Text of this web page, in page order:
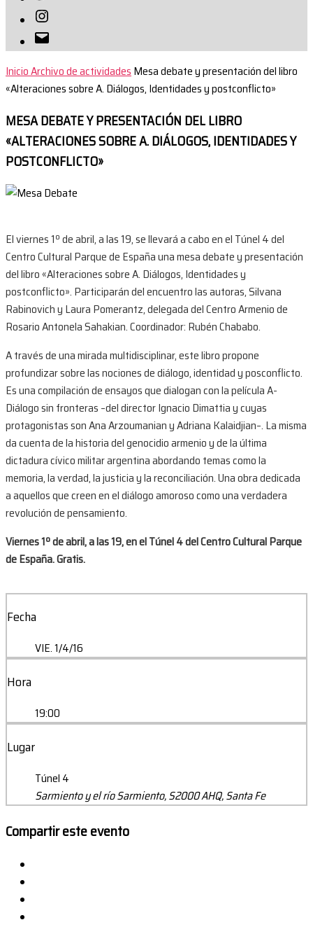
Instagram
Correo
electrónico
InicioArchivo de actividadesMesa debate y presentación del libro
«Alteraciones sobre A. Diálogos, Identidades y postconflicto»
MESA DEBATE Y PRESENTACIÓN DEL LIBRO
«ALTERACIONES SOBRE A. DIÁLOGOS, IDENTIDADES Y
POSTCONFLICTO»
El viernes 1º de abril, a las 19, se llevará a cabo en el Túnel 4 del
Centro Cultural Parque de España una mesa debate y presentación
del libro «Alteraciones sobre A. Diálogos, Identidades y
postconflicto». Participarán del encuentro las autoras, Silvana
Rabinovich y Laura Pomerantz, delegada del Centro Armenio de
Rosario Antonela Sahakian. Coordinador: Rubén Chababo.
A través de una mirada multidisciplinar, este libro propone
profundizar sobre las nociones de diálogo, identidad y posconflicto.
Es una compilación de ensayos que dialogan con la película A-
Diálogo sin fronteras –del director Ignacio Dimattia y cuyas
protagonistas son Ana Arzoumanian y Adriana Kalaidjian–. La misma
da cuenta de la historia del genocidio armenio y de la última
dictadura cívico militar argentina abordando temas como la
memoria, la verdad, la justicia y la reconciliación. Una obra dedicada
a aquellos que creen en el diálogo amoroso como una verdadera
revolución de pensamiento.
Viernes 1º de abril, a las 19, en el Túnel 4 del Centro Cultural Parque
de España. Gratis.
Fecha
VIE. 1/4/16
Hora
19:00
Lugar
Túnel 4
Sarmiento y el río Sarmiento, S2000 AHQ, Santa Fe
Compartir este evento